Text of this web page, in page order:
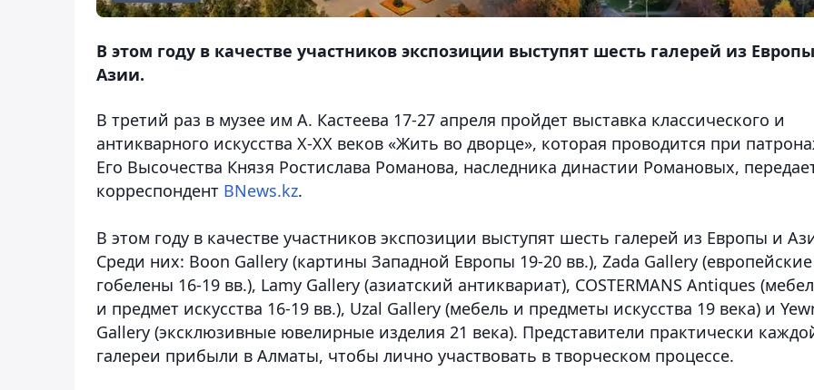
В этом году в качестве участников экспозиции выступят шесть галерей из
Азии.
В третий раз в музее им А. Кастеева 17-27 апреля пройдет выставка классического и
антикварного искусства X-XX веков «Жить во дворце», которая проводится при
Его Высочества Князя Ростислава Романова, наследника династии Романовых,
корреспондент BNews.kz.
В этом году в качестве участников экспозиции выступят шесть галерей из Европы и
Среди них: Boon Gallery (картины Западной Европы 19-20 вв.), Zada Gallery (европейские
гобелены 16-19 вв.), Lamy Gallery (азиатский антиквариат), COSTERMANS Antiques
и предмет искусства 16-19 вв.), Uzal Gallery (мебель и предметы искусства 19 века) и
Gallery (эксклюзивные ювелирные изделия 21 века). Представители практически
галереи прибыли в Алматы, чтобы лично участвовать в творческом процессе.